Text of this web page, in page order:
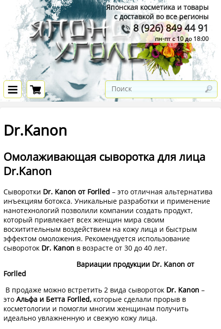
Японская косметика и товары
с доставкой во все регионы
8 (926) 849 44 91
пн-пт с 10 до 18:00
Dr.Kanon
Омолаживающая сыворотка для лица
Dr.Kanon
Сыворотки Dr. Kanon от Forlled– это отличная альтернатива
инъекциям ботокса. Уникальные разработки и применение
нанотехнологий позволили компании создать продукт,
который привлекает всех женщин мира своим
восхитительным воздействием на кожу лица и быстрым
эффектом омоложения. Рекомендуется использование
сывороток Dr. Kanon в возрасте от 30 до 40 лет.
Вариации продукции Dr. Kanon от
Forlled
В продаже можно встретить 2 вида сывороток Dr. Kanon –
этоАльфа и Бетта Forlled, которые сделали прорыв в
косметологии и помогли многим женщинам получить
идеально увлажненную и свежую кожу лица.